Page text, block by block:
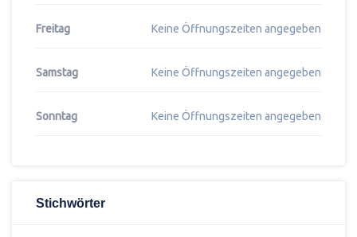
Freitag Keine Öffnungszeiten angegeben
Samstag Keine Öffnungszeiten angegeben
Sonntag Keine Öffnungszeiten angegeben
Stichwörter